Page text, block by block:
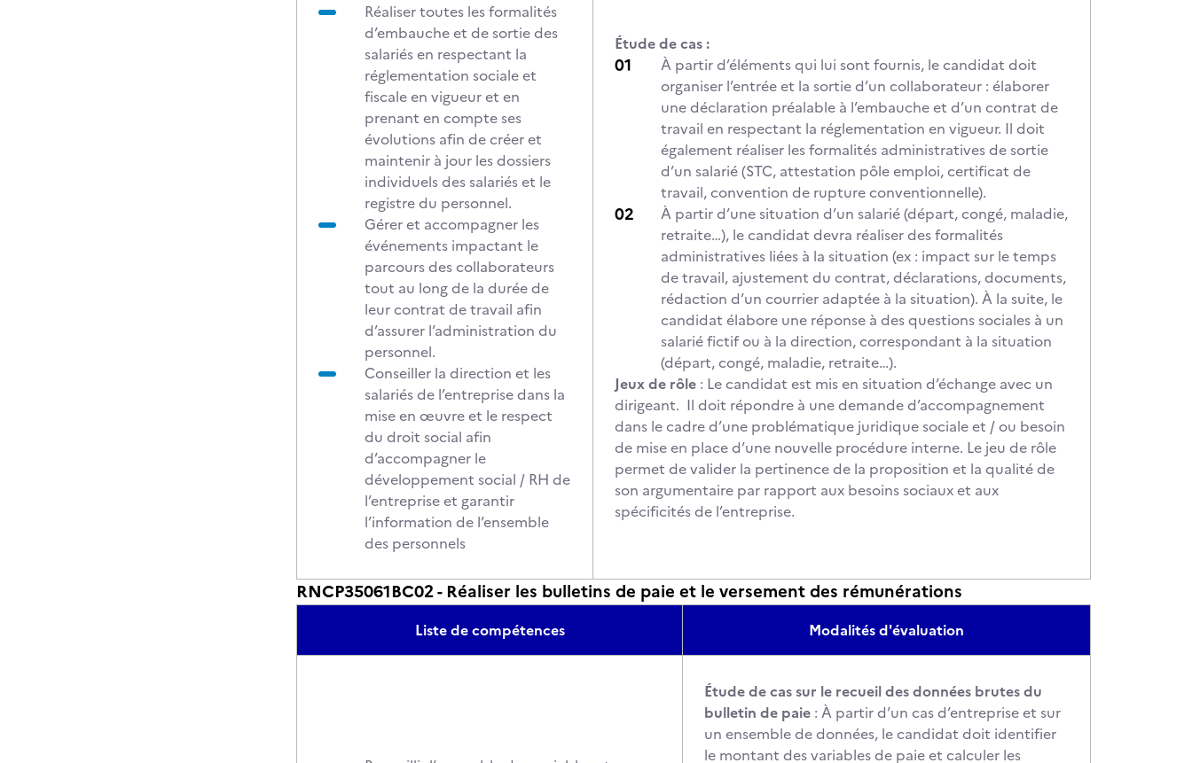
Réaliser toutes les formalités
d’embauche et de sortie des
salariés en respectant la
réglementation sociale et
fiscale en vigueur et en
prenant en compte ses
évolutions afin de créer et
maintenir à jour les dossiers
individuels des salariés et le
registre du personnel.
Gérer et accompagner les
événements impactant le
parcours des collaborateurs
tout au long de la durée de
leur contrat de travail afin
d’assurer l’administration du
personnel.
Conseiller la direction et les
salariés de l’entreprise dans la
mise en œuvre et le respect
du droit social afin
d’accompagner le
développement social / RH de
l’entreprise et garantir
l’information de l’ensemble
des personnels
Étude de cas :
À partir d’éléments qui lui sont fournis, le candidat doit
organiser l’entrée et la sortie d’un collaborateur : élaborer
une déclaration préalable à l’embauche et d’un contrat de
travail en respectant la réglementation en vigueur. Il doit
également réaliser les formalités administratives de sortie
d’un salarié (STC, attestation pôle emploi, certificat de
travail, convention de rupture conventionnelle).
À partir d’une situation d’un salarié (départ, congé, maladie,
retraite…), le candidat devra réaliser des formalités
administratives liées à la situation (ex : impact sur le temps
de travail, ajustement du contrat, déclarations, documents,
rédaction d’un courrier adaptée à la situation). À la suite, le
candidat élabore une réponse à des questions sociales à un
salarié fictif ou à la direction, correspondant à la situation
(départ, congé, maladie, retraite…).
Jeux de rôle : Le candidat est mis en situation d’échange avec un
dirigeant. Il doit répondre à une demande d’accompagnement
dans le cadre d’une problématique juridique sociale et / ou besoin
de mise en place d’une nouvelle procédure interne. Le jeu de rôle
permet de valider la pertinence de la proposition et la qualité de
son argumentaire par rapport aux besoins sociaux et aux
spécificités de l’entreprise.
RNCP35061BC02 - Réaliser les bulletins de paie et le versement des rémunérations
Liste de compétences Modalités d'évaluation
Étude de cas sur le recueil des données brutes du
bulletin de paie : À partir d’un cas d’entreprise et sur
un ensemble de données, le candidat doit identifier
le montant des variables de paie et calculer les